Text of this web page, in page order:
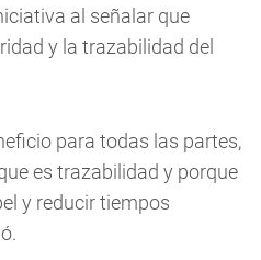
al señalar que
y la trazabilidad del
para todas las partes,
es trazabilidad y porque
y reducir tiempos